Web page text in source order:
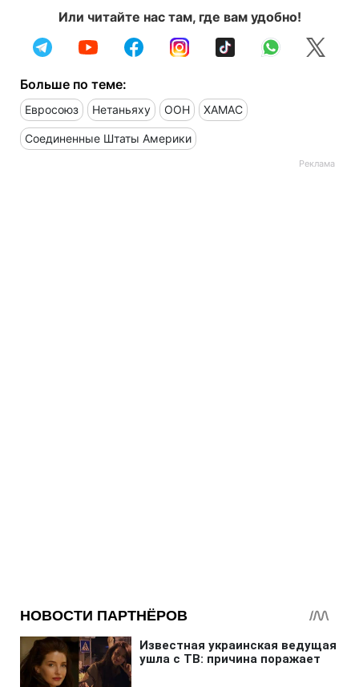
Или читайте нас там, где вам удобно!
Больше по теме:
Евросоюз Нетаньяху ООН ХАМАС
Соединенные Штаты Америки